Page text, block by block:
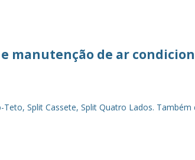
manutenção de ar
Split Cassete, Split Quatro Lados.